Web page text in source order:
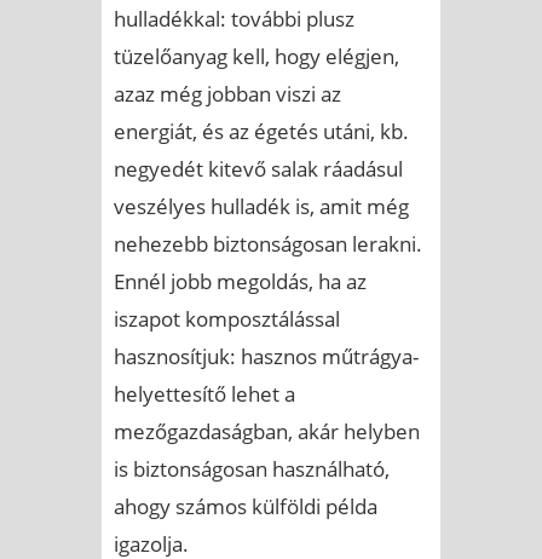
hulladékkal: további plusz
tüzelőanyag kell, hogy elégjen,
azaz még jobban viszi az
energiát, és az égetés utáni, kb.
negyedét kitevő salak ráadásul
veszélyes hulladék is, amit még
nehezebb biztonságosan lerakni.
Ennél jobb megoldás, ha az
iszapot komposztálással
hasznosítjuk: hasznos műtrágya-
helyettesítő lehet a
mezőgazdaságban, akár helyben
is biztonságosan használható,
ahogy számos külföldi példa
igazolja.